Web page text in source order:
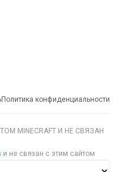
Политика конфиденциальности
MINECRAFT И НЕ СВЯЗАН
и не связан с этим сайтом